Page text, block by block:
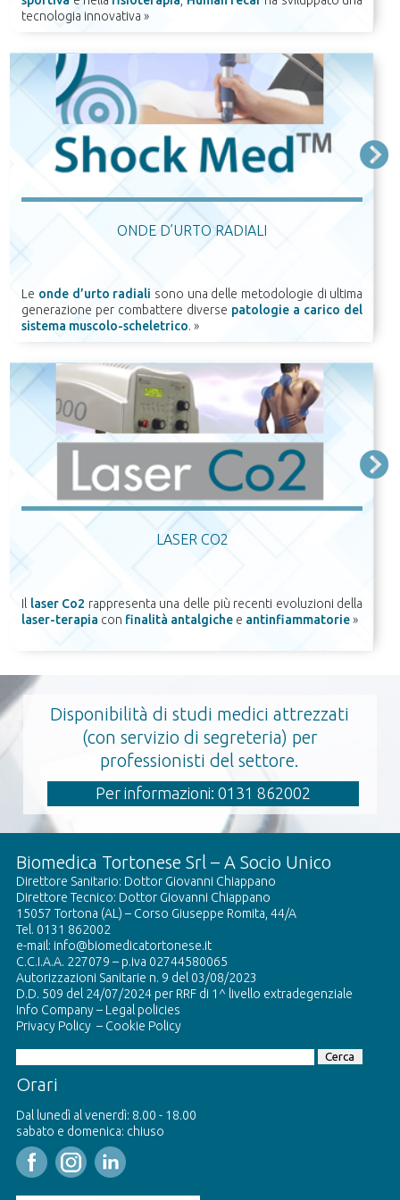
tecnologia innovativa»
ONDE D’URTO RADIALI
Le onde d’urto radiali sono una delle metodologie di ultima
generazione per combattere diverse patologie a carico del
sistema muscolo-scheletrico.»
LASER CO2
Il laser Co2 rappresenta una delle più recenti evoluzioni della
laser-terapia con finalità antalgiche e antinfiammatorie »
Disponibilità di studi medici attrezzati
(con servizio di segreteria) per
professionisti del settore.
Per informazioni: 0131 862002
Biomedica Tortonese Srl – A Socio Unico
Direttore Sanitario: Dottor Giovanni Chiappano
Direttore Tecnico: Dottor Giovanni Chiappano
15057 Tortona (AL) – Corso Giuseppe Romita, 44/A
Tel. 0131 862002
e-mail: info@biomedicatortonese.it
C.C.I.A.A. 227079 – p.iva 02744580065
Autorizzazioni Sanitarie n. 9 del 03/08/2023
D.D. 509 del 24/07/2024 per RRF di 1^ livello extradegenziale
Info Company– Legal policies
Privacy Policy – Cookie Policy
Orari
Dal lunedì al venerdì: 8.00 - 18.00
sabato e domenica: chiuso